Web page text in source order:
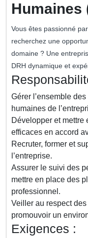
Humaines
Vous êtes passionné
recherchez une
domaine ? Une
DRH dynamique et
Gérer l’ensemble
humaines de
Développer et
efficaces en accord
Recruter, former et
l’entreprise.
Assurer le suivi des
mettre en place des
professionnel.
Veiller au respect
promouvoir un
Exigences :